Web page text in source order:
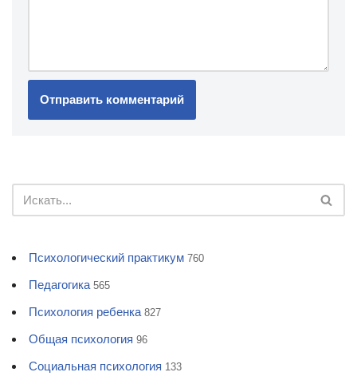
Психологический практикум 760
Педагогика 565
Психология ребенка 827
Общая психология 96
Социальная психология 133